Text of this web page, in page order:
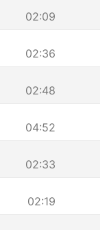
02:09
02:36
02:48
04:52
02:33
02:19